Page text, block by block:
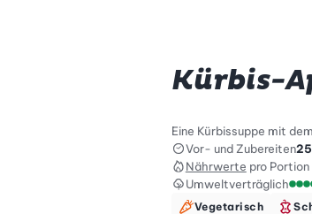
Kürbis-
Eine Kürbissuppe mit
Vor- und Zubereiten
Nährwerte pro
Umweltverträglich
Vegetarisch